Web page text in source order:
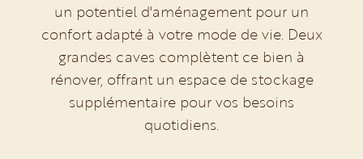
un potentiel d'aménagement pour un
confort adapté à votre mode de vie. Deux
grandes caves complètent ce bien à
rénover, offrant un espace de stockage
supplémentaire pour vos besoins
quotidiens.